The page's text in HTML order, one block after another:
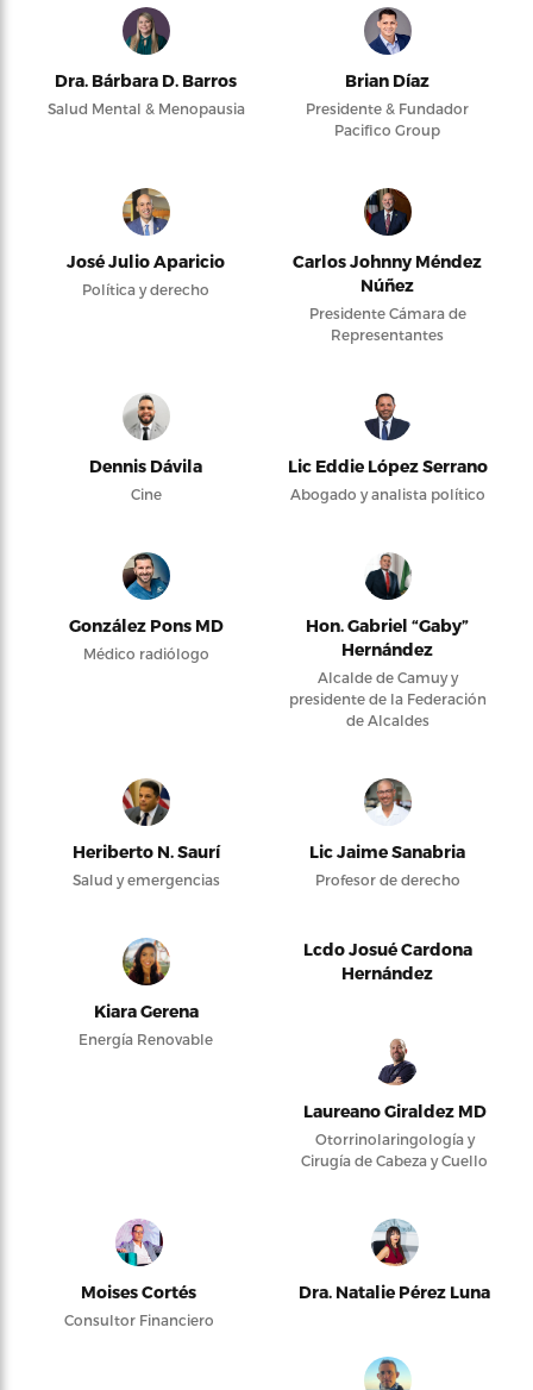
Dra. Bárbara D. Barros
Salud Mental & Menopausia
Brian Díaz
Presidente & Fundador
Pacifico Group
José Julio Aparicio
Política y derecho
Carlos Johnny Méndez
Núñez
Presidente Cámara de
Representantes
Dennis Dávila
Cine
Lic Eddie López Serrano
Abogado y analista político
González Pons MD
Médico radiólogo
Hon. Gabriel “Gaby”
Hernández
Alcalde de Camuy y
presidente de la Federación
de Alcaldes
Heriberto N. Saurí
Salud y emergencias
Lic Jaime Sanabria
Profesor de derecho
Kiara Gerena
Energía Renovable
Lcdo Josué Cardona
Hernández
Laureano Giraldez MD
Otorrinolaringología y
Cirugía de Cabeza y Cuello
Moises Cortés
Consultor Financiero
Dra. Natalie Pérez Luna